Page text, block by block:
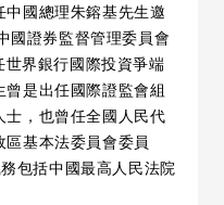
國總理朱鎔基先生邀
證券監督管理委員會
界銀行國際投資爭端
是出任國際證監會組
，也曾任全國人民代
基本法委員會委員
包括中國最高人民法院